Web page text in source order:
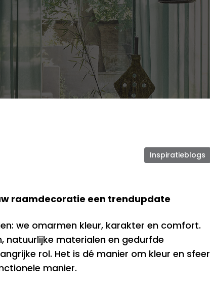
Inspiratieblogs
raamdecoratie een trendupdate
we omarmen kleur, karakter en comfort.
natuurlijke materialen en gedurfde
rol. Het is dé manier om kleur en sfeer
manier.